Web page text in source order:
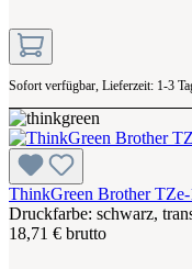
Sofort verfügbar, Lieferzeit: 1-3
ThinkGreen Brother TZe-
Druckfarbe: schwarz,
18,71 € brutto